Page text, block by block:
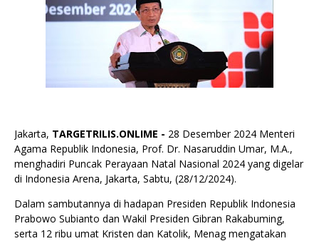
Jakarta, TARGETRILIS.ONLIME - 28 Desember 2024 Menteri
Agama Republik Indonesia, Prof. Dr. Nasaruddin Umar, M.A.,
menghadiri Puncak Perayaan Natal Nasional 2024 yang digelar
di Indonesia Arena, Jakarta, Sabtu, (28/12/2024).
Dalam sambutannya di hadapan Presiden Republik Indonesia
Prabowo Subianto dan Wakil Presiden Gibran Rakabuming,
serta 12 ribu umat Kristen dan Katolik, Menag mengatakan